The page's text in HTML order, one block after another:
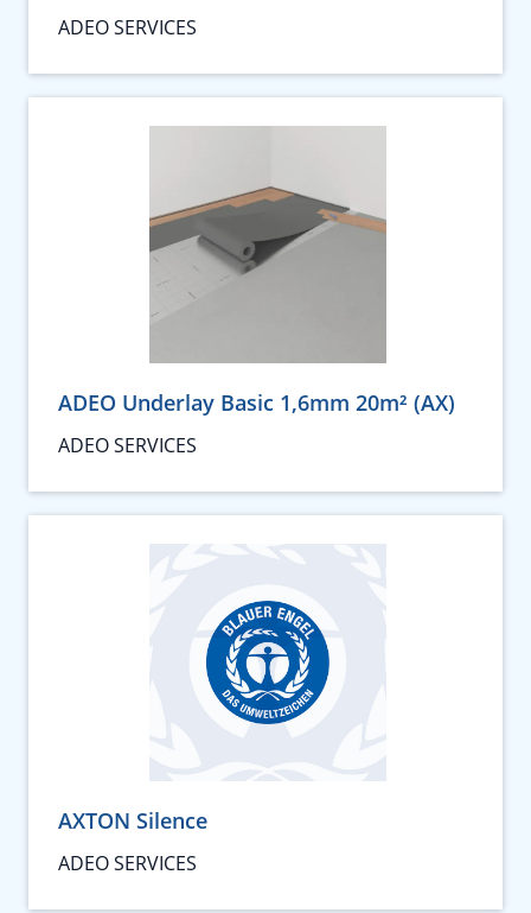
ADEO SERVICES
ADEO Underlay Basic 1,6mm 20m² (AX)
ADEO SERVICES
AXTON Silence
ADEO SERVICES